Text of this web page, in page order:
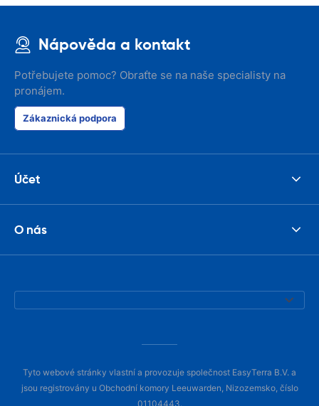
Nápověda a kontakt
Potřebujete pomoc? Obraťte se na naše specialisty na
pronájem.
Zákaznická podpora
Účet
O nás
Tyto webové stránky vlastní a provozuje společnost EasyTerra B.V. a
jsou registrovány u Obchodní komory Leeuwarden, Nizozemsko, číslo
01104443.